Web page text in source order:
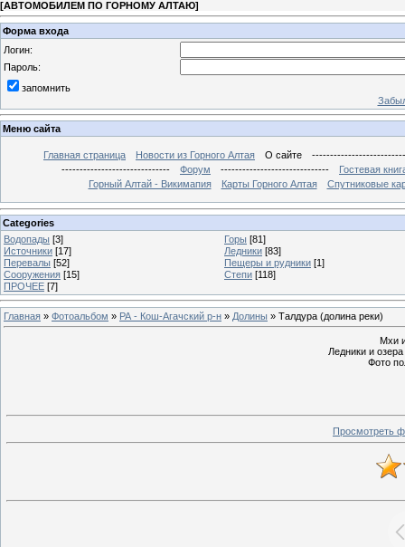
[АВТОМОБИЛЕМ ПО ГОРНОМУ АЛТАЮ]
Форма входа
Логин:
Пароль:
запомнить
Меню сайта
Главная страница Новости из Горного Алтая О сайте
------------------------------
Форум ------------------------------
Гостевая
Горный Алтай - Викимапия
Карты Горного Алтая Спутниковые
Categories
Водопады [3] Горы [81]
Источники [17] Ледники [83]
Перевалы [52] Пещеры и рудники [1]
Сооружения [15] Степи [118]
ПРОЧЕЕ [7]
Главная » Фотоальбом » РА - Кош-Агачский р-н » Долины » Талдура (долина реки)
Мхи
Ледники и
Фото
Просмотреть